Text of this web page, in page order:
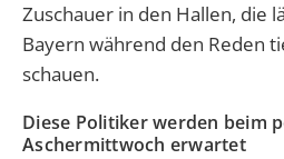
Zuschauer in den Hallen, die
Bayern während den Reden
schauen.
Diese Politiker werden beim
Aschermittwoch erwartet